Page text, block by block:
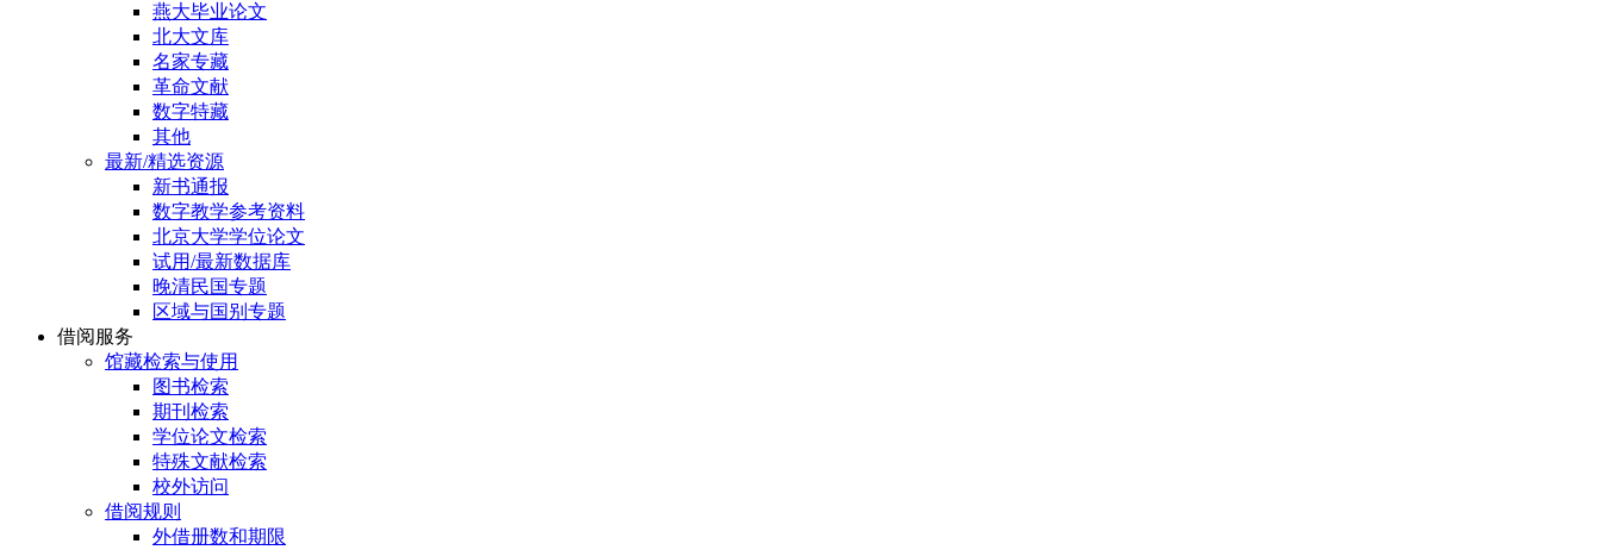
燕大毕业论文
北大文库
名家专藏
革命文献
数字特藏
其他
最新/精选资源
新书通报
数字教学参考资料
北京大学学位论文
试用/最新数据库
晚清民国专题
区域与国别专题
借阅服务
馆藏检索与使用
图书检索
期刊检索
学位论文检索
特殊文献检索
校外访问
借阅规则
外借册数和期限